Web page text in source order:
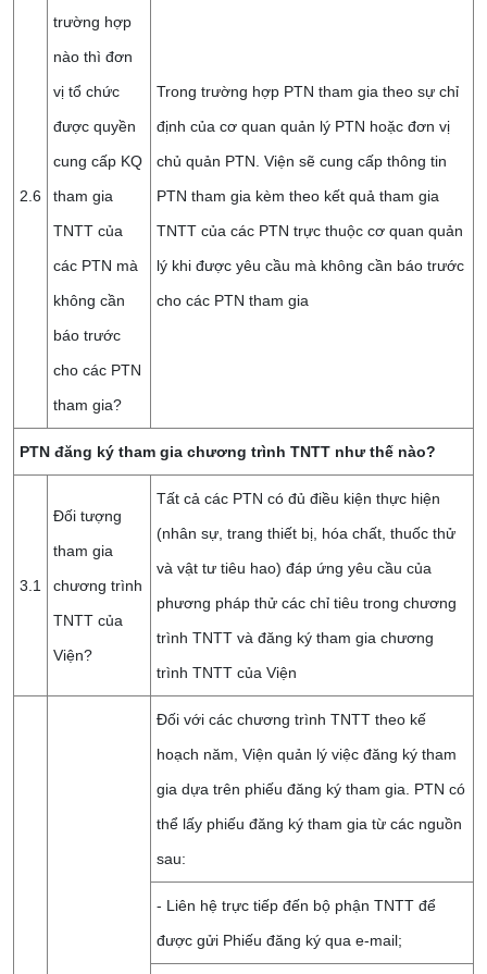
2.6
trường hợp
nào thì đơn
vị tổ chức
được quyền
cung cấp KQ
tham gia
TNTT của
các PTN mà
không cần
báo trước
cho các PTN
tham gia?
Trong trường hợp PTN tham gia theo sự chỉ
định của cơ quan quản lý PTN hoặc đơn vị
chủ quản PTN. Viện sẽ cung cấp thông tin
PTN tham gia kèm theo kết quả tham gia
TNTT của các PTN trực thuộc cơ quan quản
lý khi được yêu cầu mà không cần báo trước
cho các PTN tham gia
PTN đăng ký tham gia chương trình TNTT như thế nào?
3.1
Đối tượng
tham gia
chương trình
TNTT của
Viện?
Tất cả các PTN có đủ điều kiện thực hiện
(nhân sự, trang thiết bị, hóa chất, thuốc thử
và vật tư tiêu hao) đáp ứng yêu cầu của
phương pháp thử các chỉ tiêu trong chương
trình TNTT và đăng ký tham gia chương
trình TNTT của Viện
Đối với các chương trình TNTT theo kế
hoạch năm, Viện quản lý việc đăng ký tham
gia dựa trên phiếu đăng ký tham gia. PTN có
thể lấy phiếu đăng ký tham gia từ các nguồn
sau:
- Liên hệ trực tiếp đến bộ phận TNTT để
được gửi Phiếu đăng ký qua e-mail;